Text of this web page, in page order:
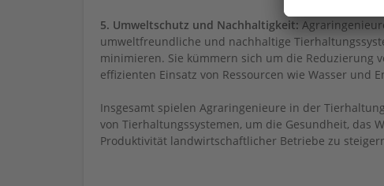
5. Umweltschutz und Nachhaltigkeit:
umweltfreundliche und nachhaltige
minimieren. Sie kümmern sich um die Reduzierung
effizienten Einsatz von Ressourcen wie Wasser und
Insgesamt spielen Agraringenieure in der
von Tierhaltungssystemen, um die Gesundheit, das
Produktivität landwirtschaftlicher Betriebe zu